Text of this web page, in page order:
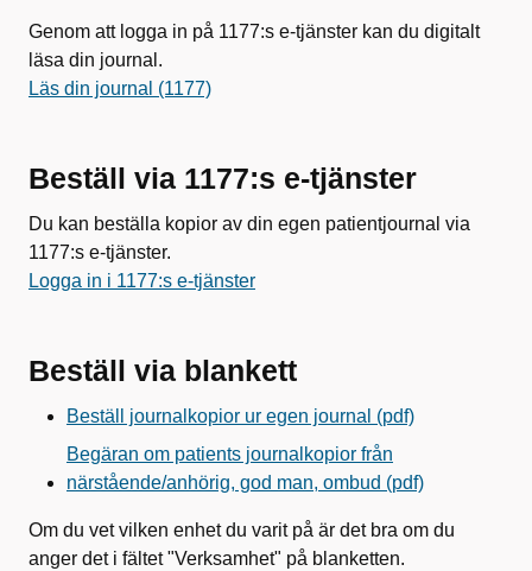
Genom att logga in på 1177:s e-tjänster kan du digitalt
läsa din journal.
Läs din journal (1177)
Beställ via 1177:s e-tjänster
Du kan beställa kopior av din egen patientjournal via
1177:s e-tjänster.
Logga in i 1177:s e-tjänster
Beställ via blankett
Beställ journalkopior ur egen journal (pdf)
Begäran om patients journalkopior från
närstående/anhörig, god man, ombud (pdf)
Om du vet vilken enhet du varit på är det bra om du
anger det i fältet "Verksamhet" på blanketten.